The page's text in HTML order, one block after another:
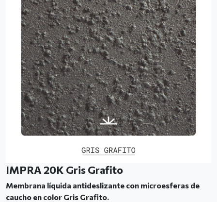
IMPRA 20K Gris Grafito
Membrana líquida antideslizante con microesferas de
caucho en color Gris Grafito.